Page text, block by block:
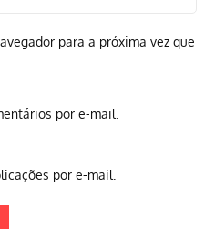
para a próxima vez que
por e-mail.
por e-mail.